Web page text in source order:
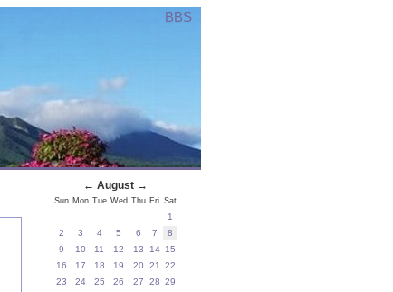
BBS
← August→
Sun Mon Tue Wed Thu Fri Sat
1
2
3 4 5 6 7
8
9
10 11 12 13 14 15
16
17 18 19 20 21
22
23
24 25 26 27 28 29